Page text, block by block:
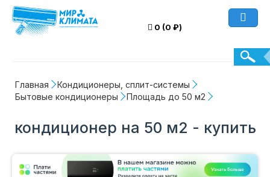
0 (0 ₽)
Главная
Кондиционеры, сплит-системы
Бытовые кондиционеры
Площадь до 50 м2
кондиционер на 50 м2 - купить